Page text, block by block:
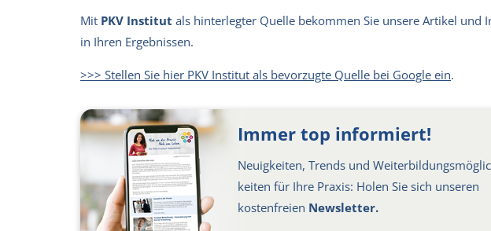
Mit PKV Institut als hinterlegter Quelle bekommen Sie unsere Artikel
in Ihren Ergebnissen.
>>> Stellen Sie hier PKV Institut als bevorzugte Quelle bei Google ein.
Immer top informiert!
Neuigkeiten, Trends und
keiten für Ihre Praxis: Holen Sie sich unseren
kosten­freien Newsletter.